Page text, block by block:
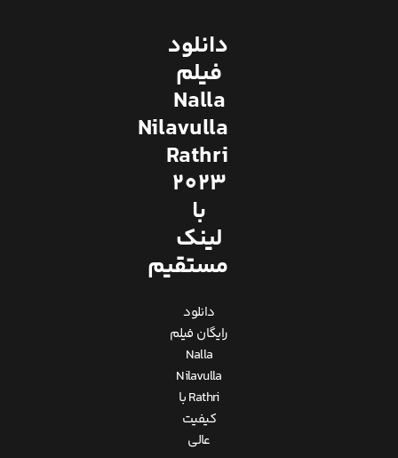
دانلود
فیلم
Nalla
Nilavulla
Rathri
2023
با
لینک
مستقیم
دانلود
رایگان فیلم
Nalla
Nilavulla
Rathri با
کیفیت
عالی